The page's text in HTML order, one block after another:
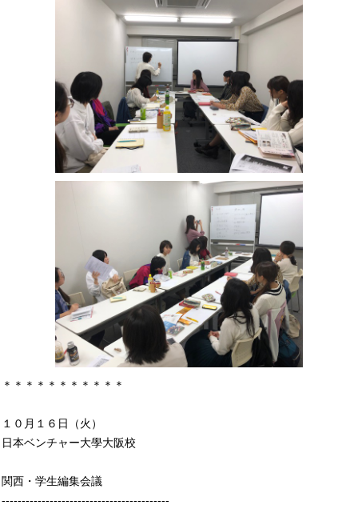
＊＊＊＊＊＊＊＊＊＊＊
１０月１６日（火）
日本ベンチャー大學大阪校
関西・学生編集会議
------------------------------------------